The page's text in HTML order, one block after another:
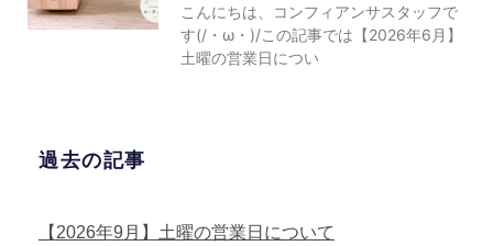
こんにちは、コンフィアンサスタッフで
す(/・ω・)/この記事では【2026年6月】
土曜の営業日につい
過去の記事
【2026年9月】土曜の営業日について